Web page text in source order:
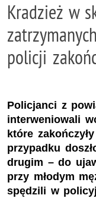
Kradzież w
policji
Policjanci z
interweniowali
które
przypadku
drugim – do
przy młodym
spędzili w